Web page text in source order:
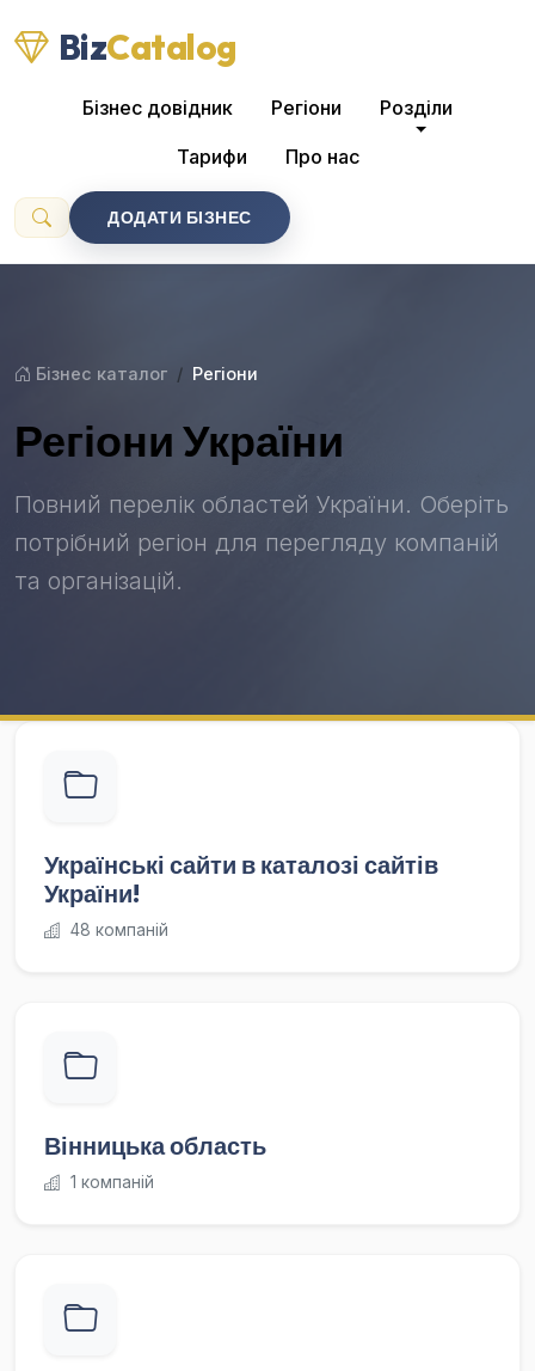
BizCatalog
Бізнес довідник Регіони Розділи
Тарифи Про нас
ДОДАТИ БІЗНЕС
Бізнес каталог Регіони
Регіони України
Повний перелік областей України. Оберіть
потрібний регіон для перегляду компаній
та організацій.
Українські сайти в каталозі сайтів
України!
48 компаній
Вінницька область
1 компаній